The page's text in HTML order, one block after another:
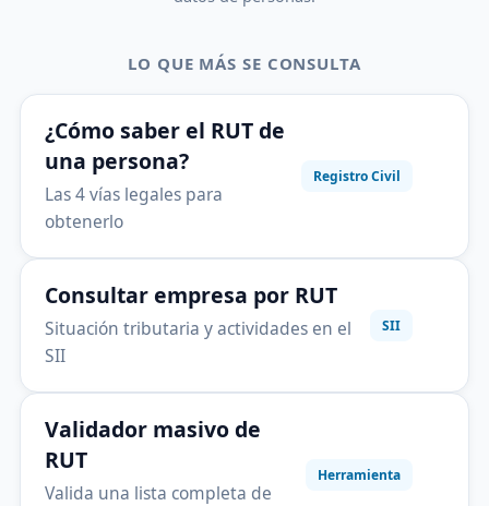
LO QUE MÁS SE CONSULTA
¿Cómo saber el RUT de
una persona?
Las 4 vías legales para
obtenerlo
Registro Civil
Consultar empresa por RUT
Situación tributaria y actividades en el
SII
SII
Validador masivo de
RUT
Valida una lista completa de
Herramienta